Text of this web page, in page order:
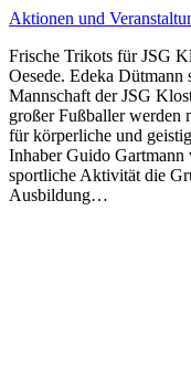
Aktionen und
Frische Trikots für JSG
Oesede. Edeka Dütmann
Mannschaft der JSG
großer Fußballer werden
für körperliche und
Inhaber Guido Gartmann
sportliche Aktivität die
Ausbildung…